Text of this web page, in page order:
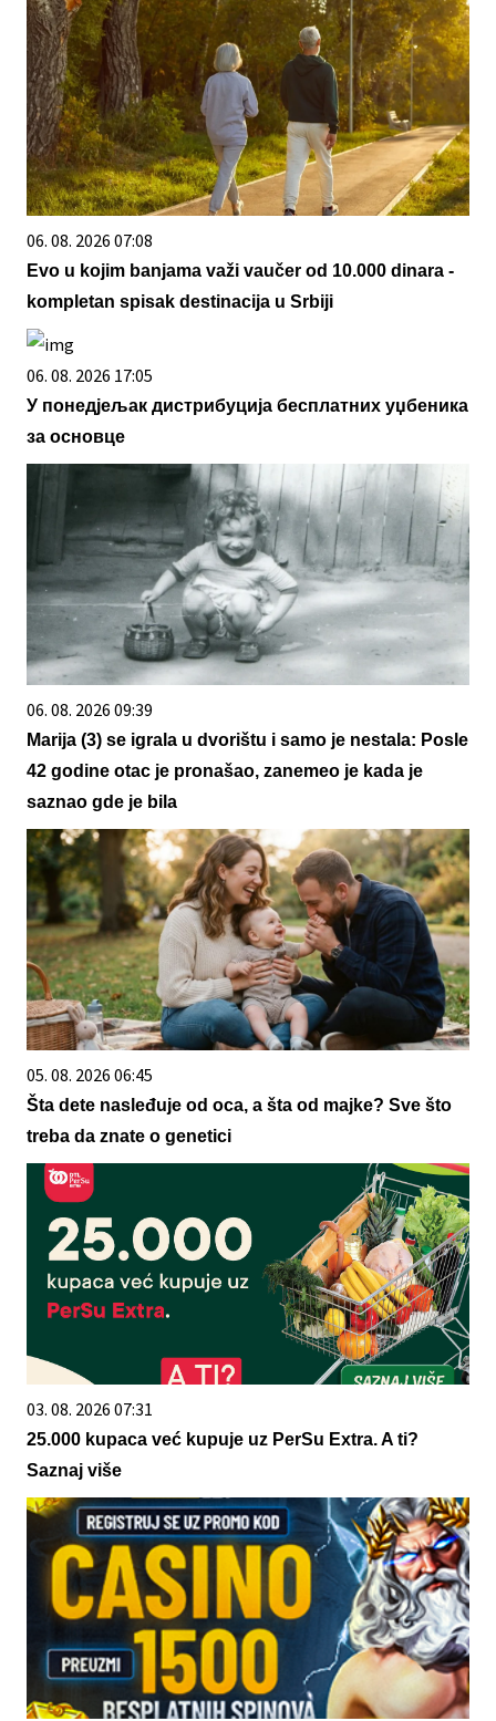
06. 08. 2026 07:08
Evo u kojim banjama važi vaučer od 10.000 dinara -
kompletan spisak destinacija u Srbiji
06. 08. 2026 17:05
У понедјељак дистрибуција бесплатних уџбеника
за основце
06. 08. 2026 09:39
Marija (3) se igrala u dvorištu i samo je nestala: Posle
42 godine otac je pronašao, zanemeo je kada je
saznao gde je bila
05. 08. 2026 06:45
Šta dete nasleđuje od oca, a šta od majke? Sve što
treba da znate o genetici
03. 08. 2026 07:31
25.000 kupaca već kupuje uz PerSu Extra. A ti?
Saznaj više